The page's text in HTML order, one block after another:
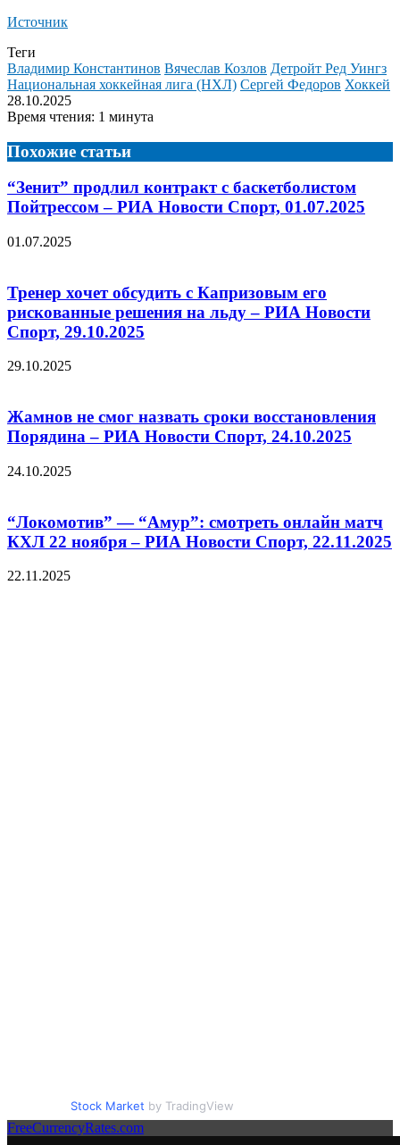
Источник
Теги
Владимир Константинов Вячеслав Козлов Детройт Ред Уингз
Национальная хоккейная лига (НХЛ) Сергей Федоров Хоккей
28.10.2025
Время чтения: 1 минута
Похожие статьи
“Зенит” продлил контракт с баскетболистом
Пойтрессом – РИА Новости Спорт, 01.07.2025
01.07.2025
Тренер хочет обсудить с Капризовым его
рискованные решения на льду – РИА Новости
Спорт, 29.10.2025
29.10.2025
Жамнов не смог назвать сроки восстановления
Порядина – РИА Новости Спорт, 24.10.2025
24.10.2025
“Локомотив” — “Амур”: смотреть онлайн матч
КХЛ 22 ноября – РИА Новости Спорт, 22.11.2025
22.11.2025
Stock Market by TradingView
FreeCurrencyRates.com